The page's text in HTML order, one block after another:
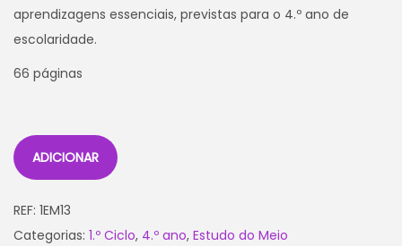
aprendizagens essenciais, previstas para o 4.º ano de
escolaridade.
66 páginas
ADICIONAR
REF: 1EM13
Categorias: 1.º Ciclo, 4.º ano, Estudo do Meio